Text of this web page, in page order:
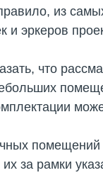
из
эркеров
что
за рамки